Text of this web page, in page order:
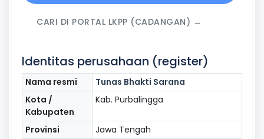
CARI DI PORTAL LKPP (CADANGAN) →
Identitas perusahaan (register)
Nama resmi
Tunas Bhakti Sarana
Kota /
Kabupaten
Kab. Purbalingga
Provinsi
Jawa Tengah